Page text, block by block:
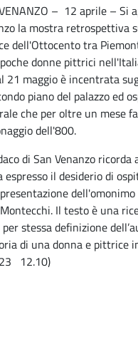
– 12 aprile – Si
la mostra retrospettiva
dell'Ottocento tra
donne pittrici
21 maggio è incentrata
piano del palazzo ed
che per oltre un mese
dell'800.
di San Venanzo
espresso il desiderio di
Il testo è una
per stessa definizione
di una donna e pittrice
12.10)